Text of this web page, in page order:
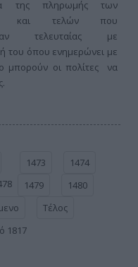
της πληρωμής των
και τελών που
τελευταίας με
του όπου ενημερώνει με
μπορούν οι πολίτες να
1473
1474
1479
1480
Τέλος
1817